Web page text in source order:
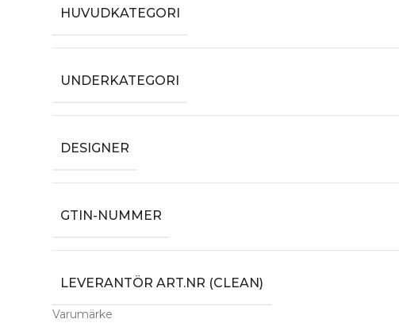
HUVUDKATEGORI
UNDERKATEGORI
DESIGNER
GTIN-NUMMER
LEVERANTÖR ART.NR (CLEAN)
Varumärke